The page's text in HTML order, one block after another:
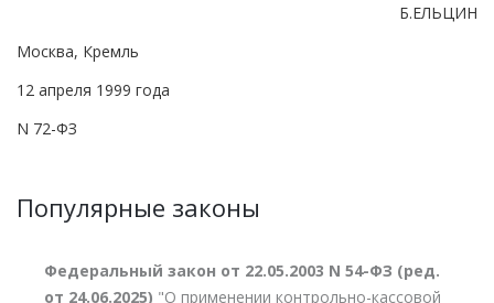
Б.ЕЛЬЦИН
Москва, Кремль
12 апреля 1999 года
N 72-ФЗ
Популярные законы
Федеральный закон от 22.05.2003 N 54-ФЗ (ред.
от 24.06.2025) "О применении контрольно-кассовой